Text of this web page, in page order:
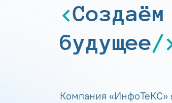
будущее
Компания «ИнфоТеКС»